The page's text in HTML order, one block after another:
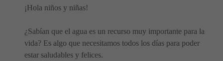
¡Hola niños y niñas!
¿Sabían que el agua es un recurso muy importante para la
vida? Es algo que necesitamos todos los días para poder
estar saludables y felices.